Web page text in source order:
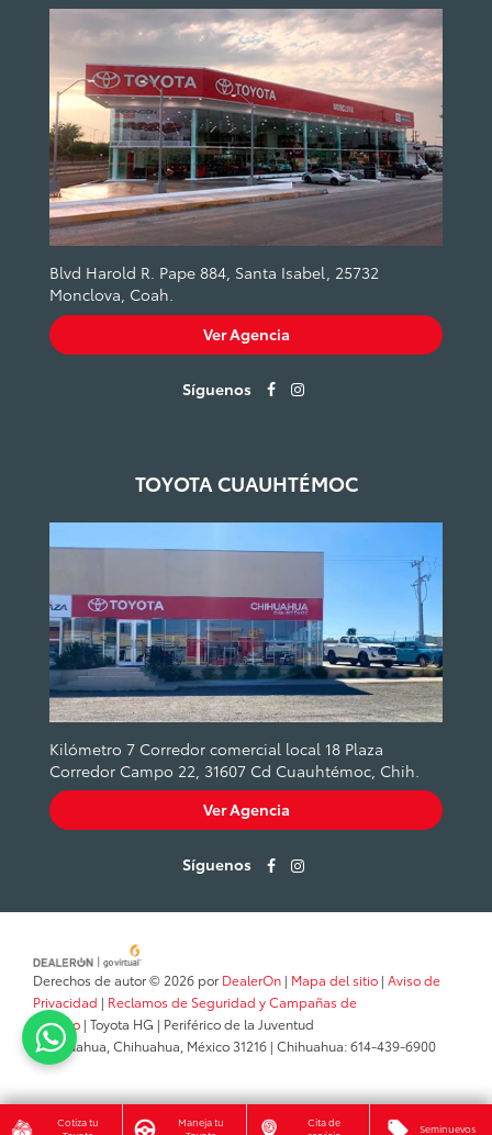
Cotiza tu
Maneja tu
Cita de
Seminuevos
Blvd Harold R. Pape 884, Santa Isabel, 25732
Monclova, Coah.
Ver Agencia
Síguenos
TOYOTA CUAUHTÉMOC
Kilómetro 7 Corredor comercial local 18 Plaza
Corredor Campo 22, 31607 Cd Cuauhtémoc, Chih.
Ver Agencia
Síguenos
Derechos de autor © 2026 porDealerOn | Mapa del sitio | Aviso de
Privacidad | Reclamos de Seguridad y Campañas de
Servicio | Toyota HG | Periférico de la Juventud
Chihuahua, Chihuahua, México31216 | Chihuahua:614-439-6900